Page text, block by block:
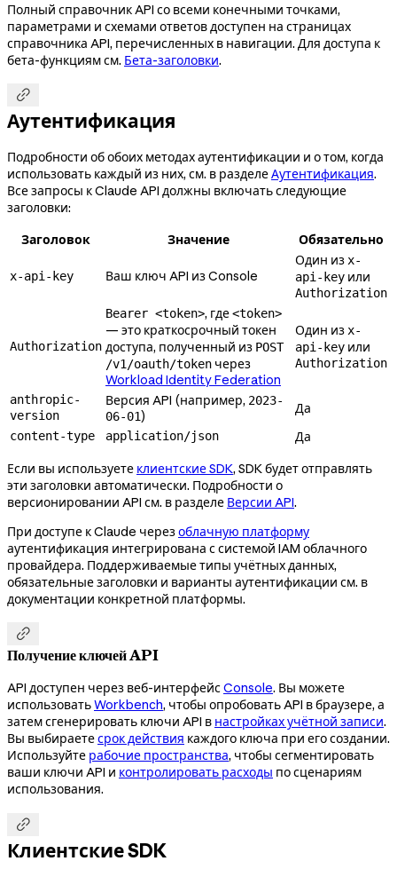
Полный справочник API со всеми конечными точками,
параметрами и схемами ответов доступен на страницах
справочника API, перечисленных в навигации. Для доступа к
бета-функциям см. Бета-заголовки.

Аутентификация
Подробности об обоих методах аутентификации и о том, когда
использовать каждый из них, см. в разделеАутентификация.
Все запросы к Claude API должны включать следующие
заголовки:
Заголовок
Значение Обязательно
x-api-key Ваш ключ API из Console
Один изx-
api-key или
Authorization
Authorization
Bearer <token>, где<token>
— это краткосрочный токен
доступа, полученный из POST
/v1/oauth/token через
Workload Identity Federation
Один изx-
api-key или
Authorization
anthropic-
version
Версия API (например, 2023-
06-01) Да
content-type application/json
Да
Если вы используете клиентские SDK, SDK будет отправлять
эти заголовки автоматически. Подробности о
версионировании API см. в разделе Версии API.
При доступе к Claude черезоблачную платформу
аутентификация интегрирована с системой IAM облачного
провайдера. Поддерживаемые типы учётных данных,
обязательные заголовки и варианты аутентификации см. в
документации конкретной платформы.

Получение ключей API
API доступен через веб-интерфейсConsole. Вы можете
использоватьWorkbench, чтобы опробовать API в браузере, а
затем сгенерировать ключи API в настройках учётной записи.
Вы выбираетесрок действия каждого ключа при его создании.
Используйте рабочие пространства, чтобы сегментировать
ваши ключи API и контролировать расходы по сценариям
использования.

Клиентские SDK